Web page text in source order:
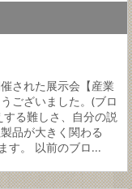
された展示会【産業
ございました。(ブロ
る難しさ、自分の説
品が大きく関わる
す。 以前のブロ...